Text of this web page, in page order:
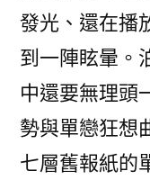
發光、還在播
到一陣眩暈。
中還要無理頭
勢與單戀狂想
七層舊報紙的